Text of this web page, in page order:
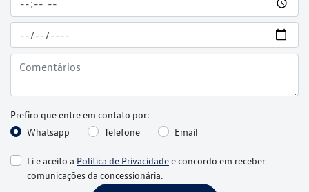
Prefiro que entre em contato por:
Whatsapp
Telefone Email
Li e aceito a Política de Privacidadee concordo em receber
comunicações da concessionária.